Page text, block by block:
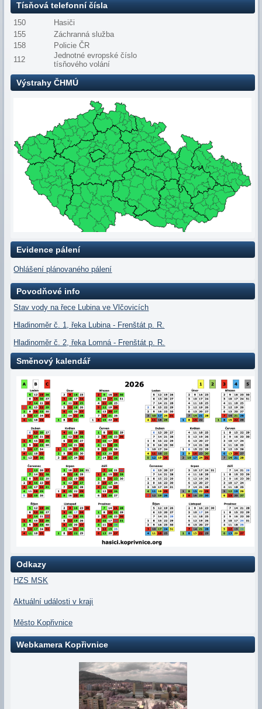
Tísňová telefonní čísla
150
Hasiči
155
Záchranná služba
158
Policie ČR
112
Jednotné evropské číslo
tísňového volání
Výstrahy ČHMÚ
Evidence pálení
Ohlášení plánovaného pálení
Povodňové info
Stav vody na řece Lubina ve Vlčovicích
Hladinoměr č. 1, řeka Lubina - Frenštát p. R.
Hladinoměr č. 2, řeka Lomná - Frenštát p. R.
Směnový kalendář
Odkazy
HZS MSK
Aktuální události v kraji
Město Kopřivnice
Webkamera Kopřivnice